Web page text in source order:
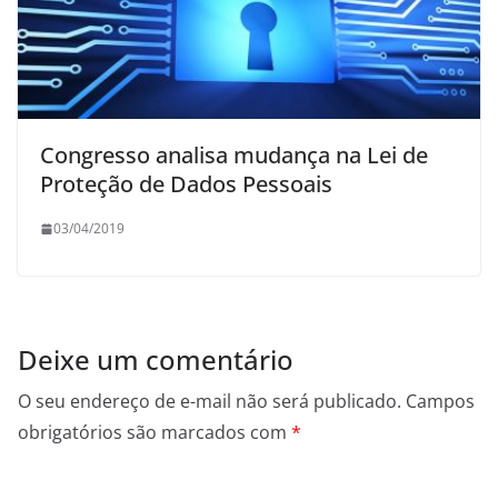
Congresso analisa mudança na Lei de
Proteção de Dados Pessoais
03/04/2019
Deixe um comentário
O seu endereço de e-mail não será publicado. Campos
obrigatórios são marcados com *